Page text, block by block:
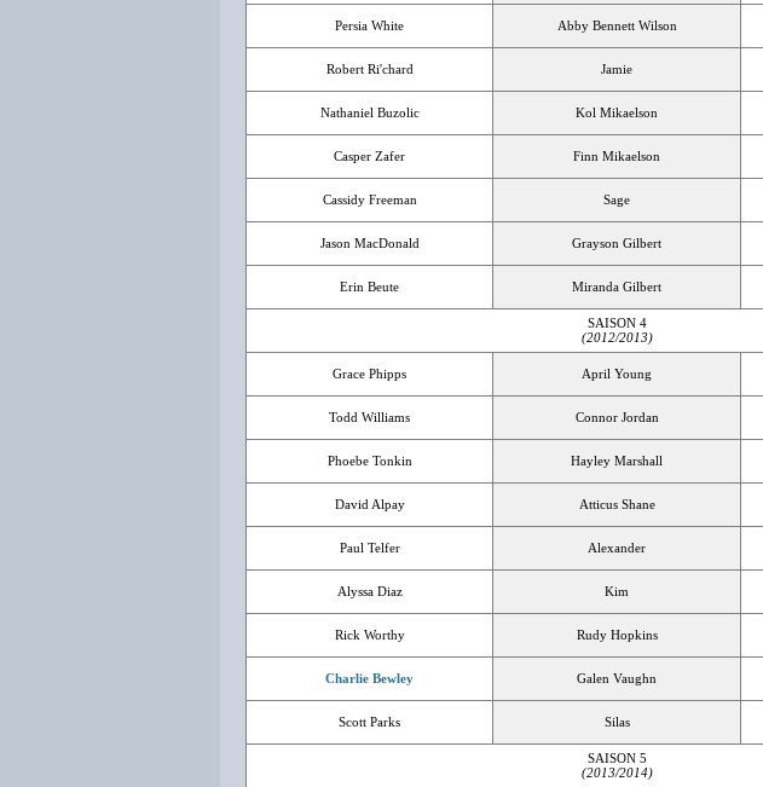
Persia White Abby Bennett Wilson
Robert Ri'chard Jamie
Nathaniel Buzolic Kol Mikaelson
Casper Zafer Finn Mikaelson
Cassidy Freeman Sage
Jason MacDonald Grayson Gilbert
Erin Beute Miranda Gilbert
SAISON 4
(2012/2013)
Grace Phipps April Young
Todd Williams Connor Jordan
Phoebe Tonkin Hayley Marshall
David Alpay Atticus Shane
Paul Telfer Alexander
Alyssa Diaz Kim
Rick Worthy Rudy Hopkins
Charlie Bewley Galen Vaughn
Scott Parks Silas
SAISON 5
(2013/2014)